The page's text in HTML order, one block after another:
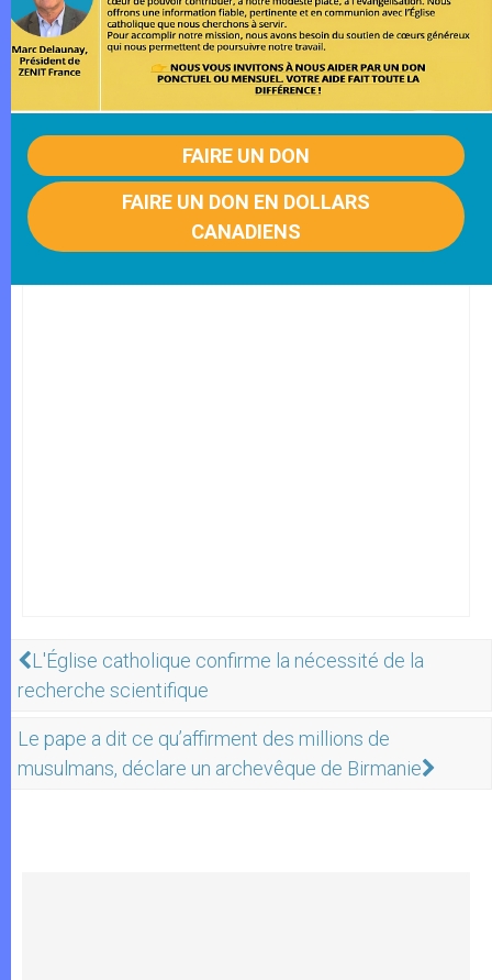
FAIRE UN DON
FAIRE UN DON EN DOLLARS
CANADIENS
L'Église catholique confirme la nécessité de la
recherche scientifique
Le pape a dit ce qu’affirment des millions de
musulmans, déclare un archevêque de Birmanie